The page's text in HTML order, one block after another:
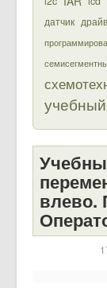
датчик
влево.